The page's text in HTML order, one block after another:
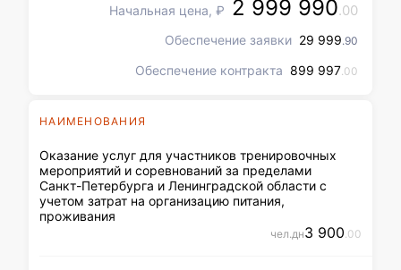
2026 год, который может
изменяться. Окончательно,
место оказания услуг
Заявке за 3 дня до начала
сокращен до 12 часов
Начальная цена, ₽ 2 999 990.00
Обеспечение заявки 29 999.90
Обеспечение контракта 899 997.00
НАИМЕНОВАНИЯ
Оказание услуг для участников тренировочных
мероприятий и соревнований за пределами
Санкт-Петербурга и Ленинградской области с
учетом затрат на организацию питания,
проживания
чел.дн3 900.00